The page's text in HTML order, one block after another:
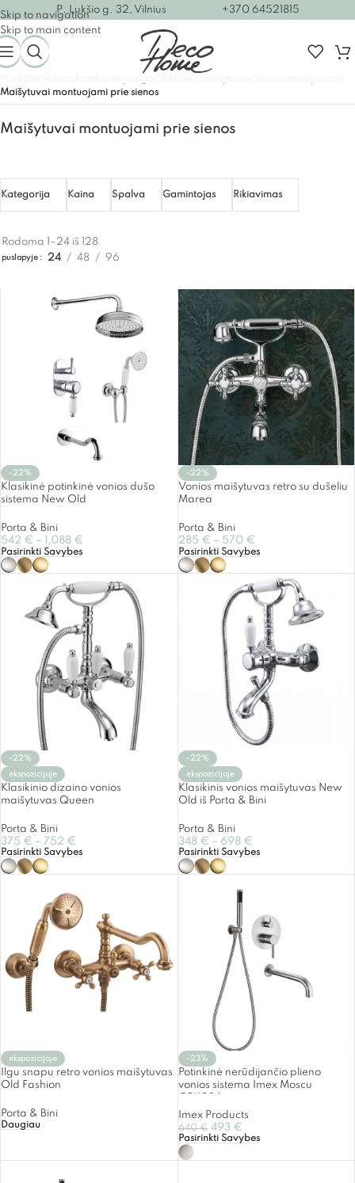
Skip to navigation
Skip to main content
P. Lukšio g. 32, Vilnius +370 64521815
Maišytuvai montuojami prie sienos
Maišytuvai montuojami prie sienos
Kategorija Kaina Spalva Gamintojas Rikiavimas
Rodoma 1–24 iš 128
puslapyje 24 48 96
-22%
Klasikinė potinkinė vonios dušo
sistema New Old
Porta & Bini
542 € – 1,088 €
Pasirinkti Savybes
-22%
Vonios maišytuvas retro su dušeliu
Marea
Porta & Bini
285 € – 570 €
Pasirinkti Savybes
-22%
ekspozicijoje
Klasikinio dizaino vonios
maišytuvas Queen
Porta & Bini
375 € – 752 €
Pasirinkti Savybes
-22%
ekspozicijoje
Klasikinis vonios maišytuvas New
Old iš Porta & Bini
Porta & Bini
348 € – 698 €
Pasirinkti Savybes
ekspozicijoje
Ilgu snapu retro vonios maišytuvas
Old Fashion
Porta & Bini
Daugiau
-23%
Potinkinė nerūdijančio plieno
vonios sistema Imex Moscu
Imex Products
640€ 493 €
Pasirinkti Savybes